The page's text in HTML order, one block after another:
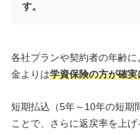
す。
各社プランや契約者の年齢
金よりは学資保険の方が確
短期払込（5年～10年の短期
ことで、さらに返戻率を上げ